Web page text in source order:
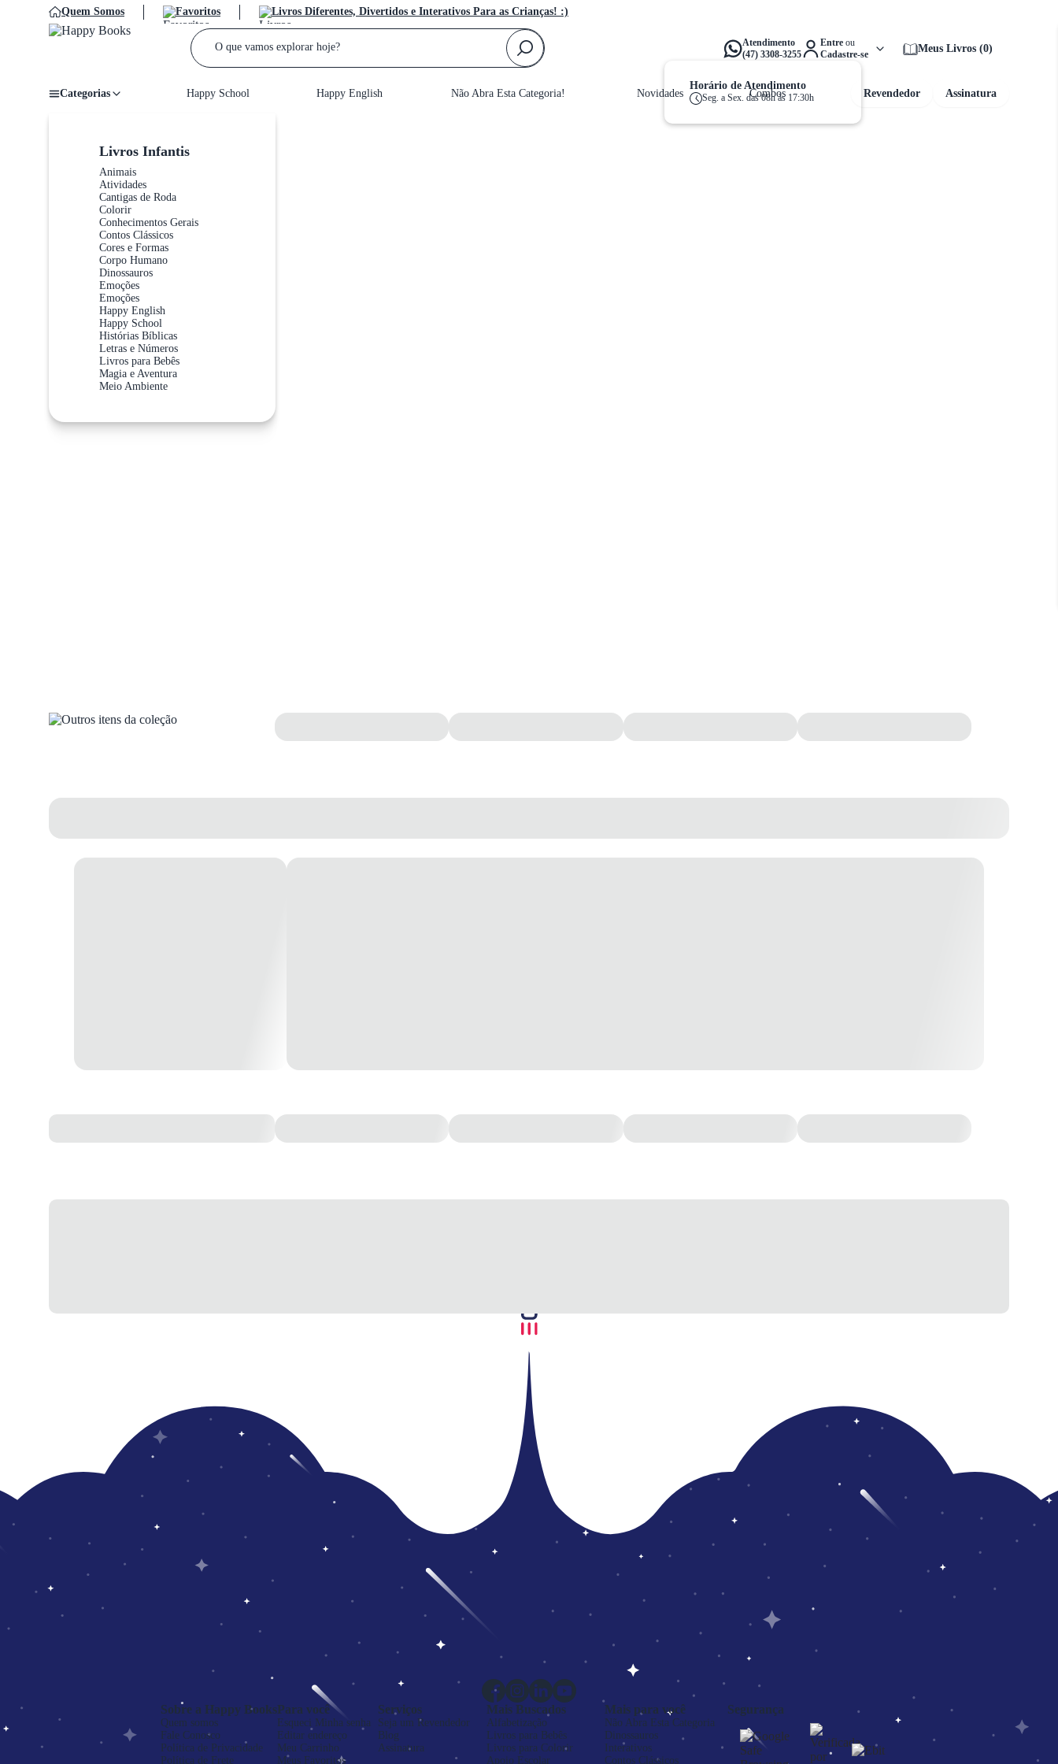
Quem Somos Favoritos Livros Diferentes, Divertidos e Interativos Para as Crianças! :)
Falta apenas R$ 159,00 para ganhar
Atendimento
(47) 3308-3255
Horário de Atendimento
Seg. a Sex. das 08h às 17:30h
Entre ou
Cadastre-se
Meus Livros (0)
Categorias
Livros Infantis
Animais
Atividades
Cantigas de Roda
Colorir
Conhecimentos Gerais
Contos Clássicos
Cores e Formas
Corpo Humano
Dinossauros
Emoções
Emoções
Happy English
Happy School
Histórias Bíblicas
Letras e Números
Livros para Bebês
Magia e Aventura
Meio Ambiente
Sistema Solar
Happy School Happy English Não Abra Esta Categoria! Novidades Combos Revendedor Assinatura
Sobre a Happy Books
Quem somos
Fale Conosco
Política de Privacidade
Política de Frete
Para você
Esqueci Minha senha
Editar endereço
Meu Carrinho
Meus Favoritos
Serviços
Seja um Revendedor
Blog
Assinatura
Mais Buscados
Alfabetização
Livros para Bebês
Livros para Colorir
Apoio Escolar
Mais para você
Não Abra Esta Categoria
Dinossauros
Interativos
Contos Clássicos
Segurança